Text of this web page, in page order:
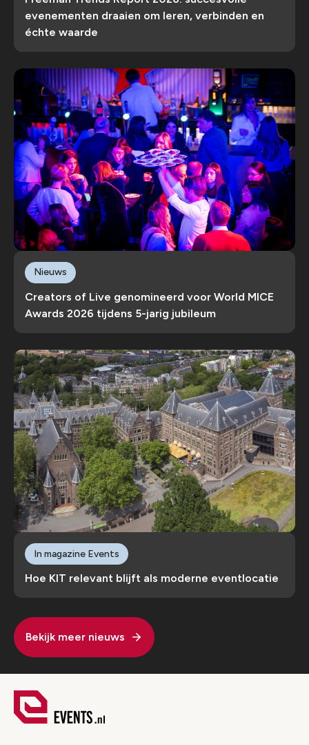
evenementen draaien om leren, verbinden en
échte waarde
Creators of Live genomineerd voor World MICE
Awards 2026 tijdens 5-jarig jubileum
Nieuws
Hoe KIT relevant blijft als moderne eventlocatie
In magazine Events
Bekijk meer nieuws